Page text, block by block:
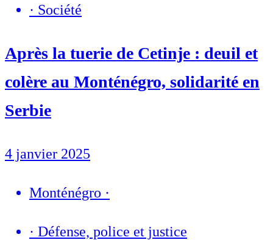
· Société
Après la tuerie de Cetinje : deuil et
colère au Monténégro, solidarité en
Serbie
4 janvier 2025
Monténégro ·
· Défense, police et justice